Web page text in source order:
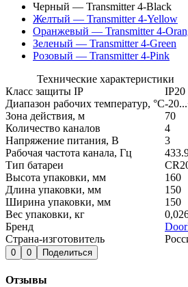
Черный — Transmitter 4-Black
Желтый — Transmitter 4-Yellow
Оранжевый — Transmitter 4-
Зеленый — Transmitter 4-Green
Розовый — Transmitter 4-Pink
Технические характеристики
Класс защиты IP
IP20
Диапазон рабочих температур, °С-
Зона действия, м
70
Количество каналов
4
Напряжение питания, В
3
Рабочая частота канала, Гц
Тип батареи
Высота упаковки, мм
160
Длина упаковки, мм
150
Ширина упаковки, мм
150
Вес упаковки, кг
Бренд
Страна-изготовитель
0 0 Поделиться
Отзывы